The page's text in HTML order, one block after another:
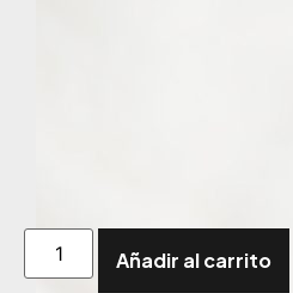
Añadir al carrito